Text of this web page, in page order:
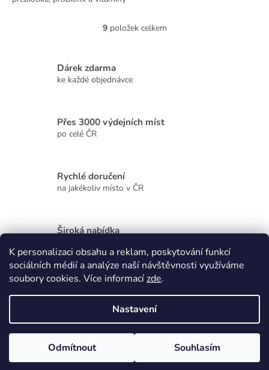
K personalizaci obsahu a reklam, poskytování funkcí
sociálních médií a analýze naší návštěvnosti využíváme
soubory cookies. Více informacízde.
Nastavení
Odmítnout Souhlasím
O
p
v
ý
s
u
9položek celkem
Dárek zdarma
ke každé objednávce
Přes 3000 výdejních míst
po celé ČR
Rychlé doručení
na jakékoliv místo v ČR
Široká nabídka
Copyright 2026Zdraví, krása, dárky. Všechna práva vyhrazena.
Upravit nastavení cookies